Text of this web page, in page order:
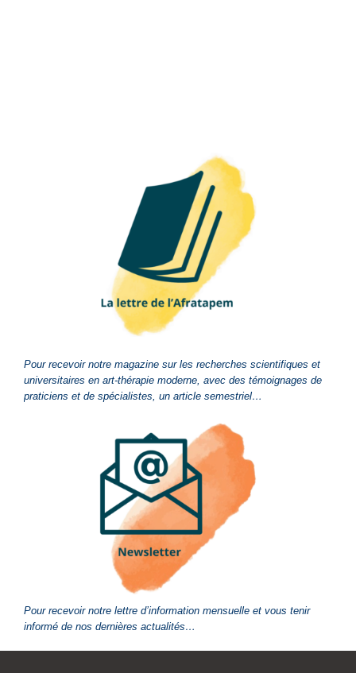
Pour recevoir notre magazine sur les recherches scientifiques et
universitaires en art-thérapie moderne, avec des témoignages de
praticiens et de spécialistes, un article semestriel…
Pour recevoir notre lettre d’information mensuelle et vous tenir
informé de nos dernières actualités…